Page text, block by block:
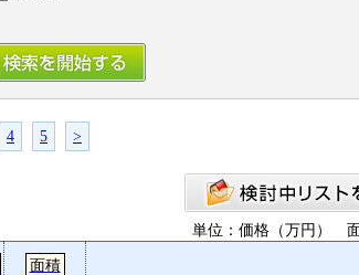
4 5 >
単位：価格（万円）
面積